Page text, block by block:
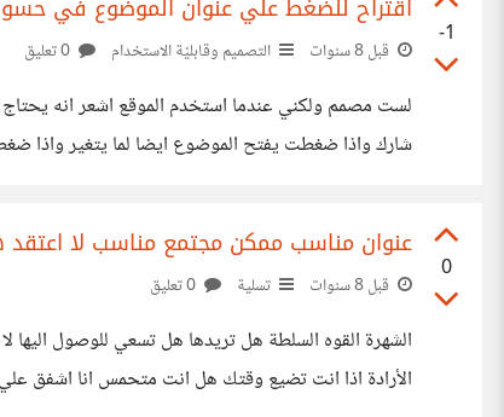
-1
قبل 8 سنوات التصميم وقابليّة الاستخدام
لست مصمم ولكني عندما استخدم الموقع اشعر انه
شارك واذا ضغطت يفتح الموضوع ايضا لما يتغير واذا
0
عنوان مناسب ممكن مجتمع مناسب لا
قبل 8 سنوات تسلية
الشهرة القوه السلطة هل تريدها هل تسعي للوصول
اﻷرادة اذا انت تضيع وقتك هل انت متحمس انا اشفق